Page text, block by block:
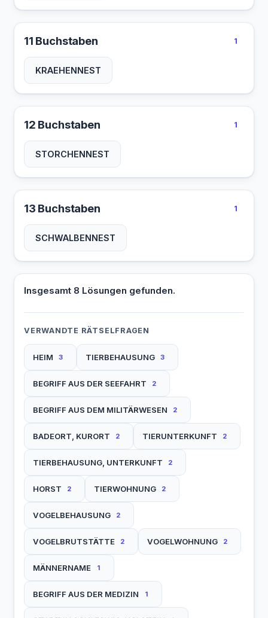
11 Buchstaben 1
KRAEHENNEST
12 Buchstaben 1
STORCHENNEST
13 Buchstaben 1
SCHWALBENNEST
Insgesamt 8 Lösungen gefunden.
VERWANDTE RÄTSELFRAGEN
HEIM 3 TIERBEHAUSUNG 3
BEGRIFF AUS DER SEEFAHRT 2
BEGRIFF AUS DEM MILITÄRWESEN 2
BADEORT, KURORT 2 TIERUNTERKUNFT 2
TIERBEHAUSUNG, UNTERKUNFT 2
HORST 2 TIERWOHNUNG 2
VOGELBEHAUSUNG 2
VOGELBRUTSTÄTTE 2 VOGELWOHNUNG 2
MÄNNERNAME 1
BEGRIFF AUS DER MEDIZIN 1